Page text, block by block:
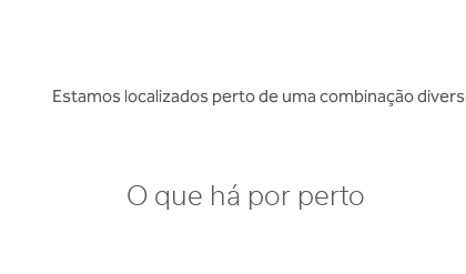
Estamos localizados perto de uma combinação
O que há por perto